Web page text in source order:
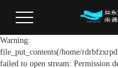
Warning:
file_put_contents(/home/
failed to open stream: Permission